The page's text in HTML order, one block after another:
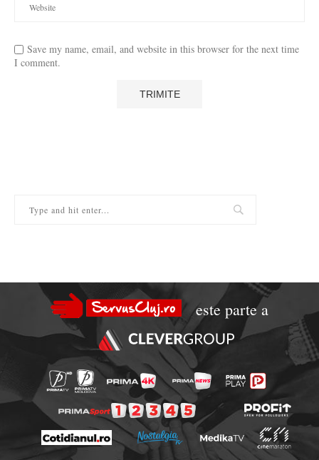
Save my name, email, and website in this browser for the next time
I comment.
este parte a